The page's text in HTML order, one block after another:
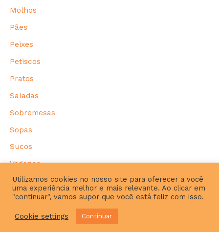
Molhos
Pães
Peixes
Petiscos
Pratos
Saladas
Sobremesas
Sopas
Sucos
Veganas
Utilizamos cookies no nosso site para oferecer a você
uma experiência melhor e mais relevante. Ao clicar em
"continuar", vamos supor que você está feliz com isso.
Cookie settings Continuar